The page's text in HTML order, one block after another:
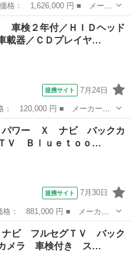
レード名： ハイウェイス
ドドア 純正ＳＤナビ 全周
車検２年付／ＨＩＤヘッド
載器／ＣＤプレイヤ…
提携サイト 7月24日
グレード名： Ｓ 車検２年
／ＣＤプレイヤー／ＡＭ・Ｆ
パワー Ｘ ナビ バックカ
Ｖ Ｂｌｕｅｔｏｏ…
提携サイト 7月30日
レード名： ｅ－パワー
Ｂｌｕｅｔｏｏｔｈ接続
ナビ フルセグＴＶ バック
メラ 車検付き ス…